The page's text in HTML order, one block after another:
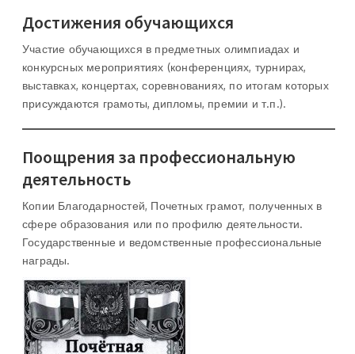
Достижения обучающихся
Участие обучающихся в предметных олимпиадах и
конкурсных мероприятиях (конференциях, турнирах,
выставках, концертах, соревнованиях, по итогам которых
присуждаются грамоты, дипломы, премии и т.п.).
Поощрения за профессиональную
деятельность
Копии Благодарностей, Почетных грамот, полученных в
сфере образования или по профилю деятельности.
Государственные и ведомственные профессиональные
награды.